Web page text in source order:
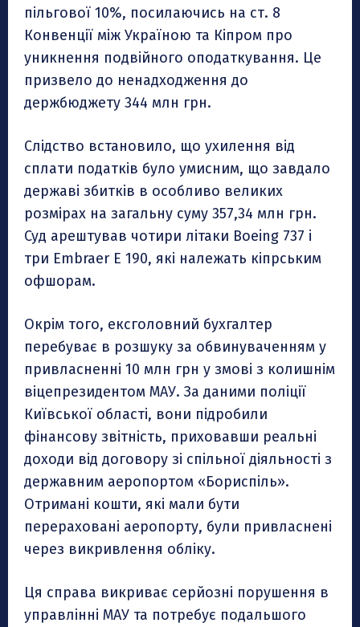
пільгової 10%, посилаючись на ст. 8
Конвенції між Україною та Кіпром про
уникнення подвійного оподаткування. Це
призвело до ненадходження до
держбюджету 344 млн грн.
Слідство встановило, що ухилення від
сплати податків було умисним, що завдало
державі збитків в особливо великих
розмірах на загальну суму 357,34 млн грн.
Суд арештував чотири літаки Boeing 737 і
три Embraer E 190, які належать кіпрським
офшорам.
Окрім того, ексголовний бухгалтер
перебуває в розшуку за обвинуваченням у
привласненні 10 млн грн у змові з колишнім
віцепрезидентом МАУ. За даними поліції
Київської області, вони підробили
фінансову звітність, приховавши реальні
доходи від договору зі спільної діяльності з
державним аеропортом «Бориспіль».
Отримані кошти, які мали бути
перераховані аеропорту, були привласнені
через викривлення обліку.
Ця справа викриває серйозні порушення в
управлінні МАУ та потребує подальшого